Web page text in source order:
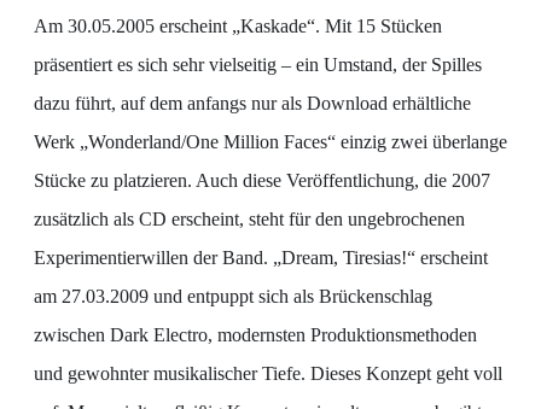
Am 30.05.2005 erscheint „Kaskade“. Mit 15 Stücken
präsentiert es sich sehr vielseitig – ein Umstand, der Spilles
dazu führt, auf dem anfangs nur als Download erhältliche
Werk „Wonderland/One Million Faces“ einzig zwei überlange
Stücke zu platzieren. Auch diese Veröffentlichung, die 2007
zusätzlich als CD erscheint, steht für den ungebrochenen
Experimentierwillen der Band. „Dream, Tiresias!“ erscheint
am 27.03.2009 und entpuppt sich als Brückenschlag
zwischen Dark Electro, modernsten Produktionsmethoden
und gewohnter musikalischer Tiefe. Dieses Konzept geht voll